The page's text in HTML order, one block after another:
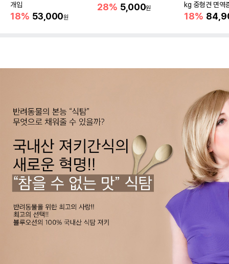
개입
18% 53,000원
28% 5,000원
kg 중형견 면역
18%